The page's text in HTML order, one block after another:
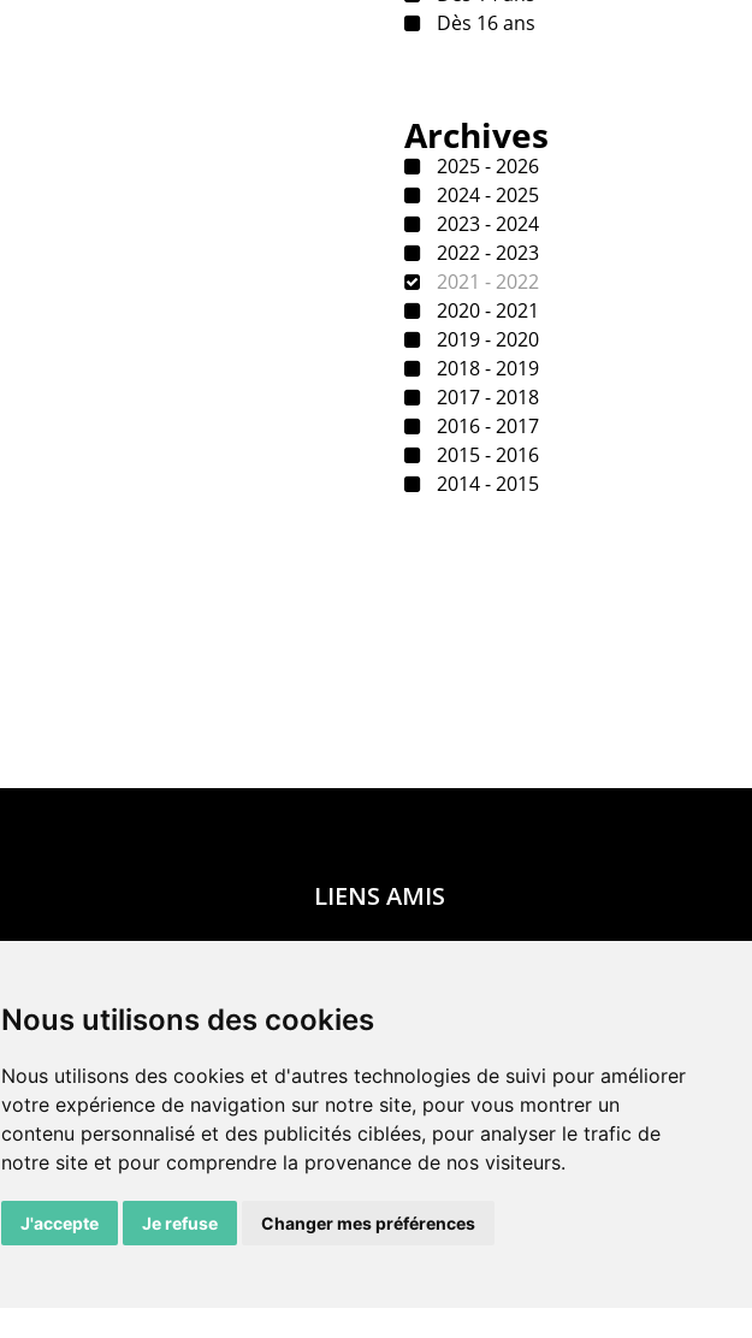
Nous utilisons des cookies
Nous utilisons des cookies et d'autres technologies de suivi pour améliorer
votre expérience de navigation sur notre site, pour vous montrer un
contenu personnalisé et des publicités ciblées, pour analyser le trafic de
notre site et pour comprendre la provenance de nos visiteurs.
J'accepte Je refuse Changer mes préférences
Dès 16 ans
Archives
2025 - 2026
2024 - 2025
2023 - 2024
2022 - 2023
2021 - 2022
2020 - 2021
2019 - 2020
2018 - 2019
2017 - 2018
2016 - 2017
2015 - 2016
2014 - 2015
LIENS AMIS